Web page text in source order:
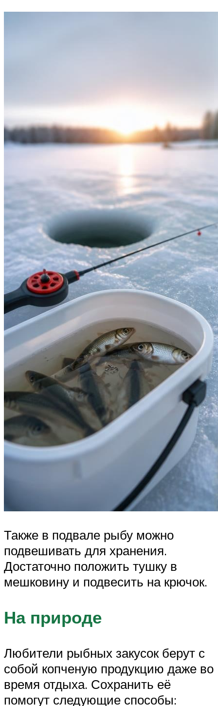
Также в подвале рыбу можно
подвешивать для хранения.
Достаточно положить тушку в
мешковину и подвесить на крючок.
На природе
Любители рыбных закусок берут с
собой копченую продукцию даже во
время отдыха. Сохранить её
помогут следующие способы: